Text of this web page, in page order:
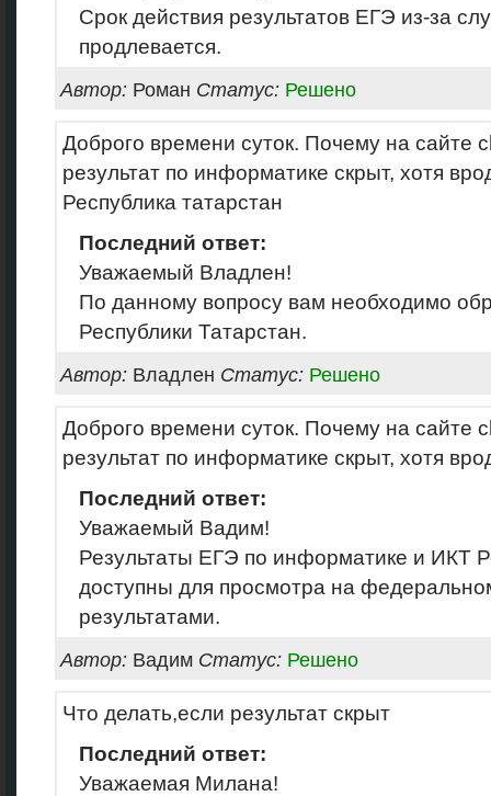
Срок действия результатов ЕГЭ из-за
продлевается.
Автор: Роман Статус: Решено
Доброго времени суток. Почему на сайте
результат по информатике скрыт, хотя
Республика татарстан
Последний ответ:
Уважаемый Владлен!
По данному вопросу вам необходимо
Республики Татарстан.
Автор: Владлен Статус: Решено
Доброго времени суток. Почему на сайте
результат по информатике скрыт, хотя
Последний ответ:
Уважаемый Вадим!
Результаты ЕГЭ по информатике и ИКТ
доступны для просмотра на
результатами.
Автор: Вадим Статус: Решено
Что делать,если результат скрыт
Последний ответ:
Уважаемая Милана!